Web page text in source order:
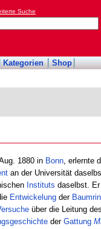
Suche
Kategorien Shop
1880 in Bonn, erlernte
an der Universität
Instituts daselbst.
Entwickelungder
über die Leitung
der Gattung